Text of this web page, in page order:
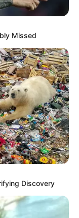
Fortune To
Day
Missed
Discovery